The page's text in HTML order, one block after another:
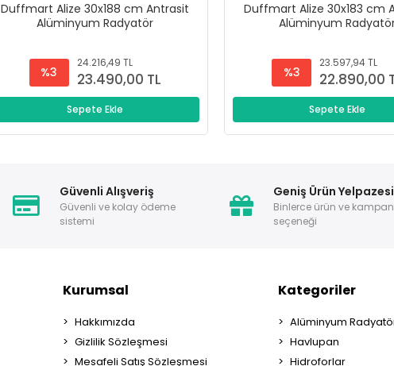
Duffmart Alize 30x188 cm Antrasit
Alüminyum Radyatör
%3
24.216,49 TL
23.490,00 TL
Sepete Ekle
Duffmart Alize 30x183 cm
Alüminyum
%3
23.597,94 TL
22.890,00
Sepete Ekle
Güvenli Alışveriş
Güvenli ve kolay ödeme
sistemi
Geniş Ürün Yelpazesi
Binlerce ürün ve
seçeneği
Kurumsal
Hakkımızda
Gizlilik Sözleşmesi
Mesafeli Satış Sözleşmesi
Kategoriler
Alüminyum
Havlupan
Hidroforlar